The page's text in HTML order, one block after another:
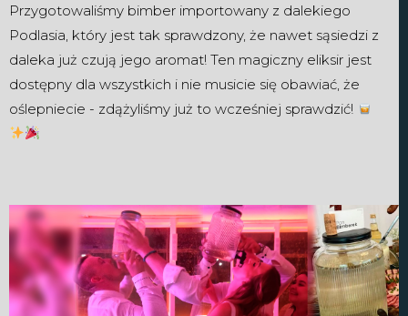
Przygotowaliśmy bimber importowany z dalekiego
Podlasia, który jest tak sprawdzony, że nawet sąsiedzi z
daleka już czują jego aromat! Ten magiczny eliksir jest
dostępny dla wszystkich i nie musicie się obawiać, że
oślepniecie - zdążyliśmy już to wcześniej sprawdzić!